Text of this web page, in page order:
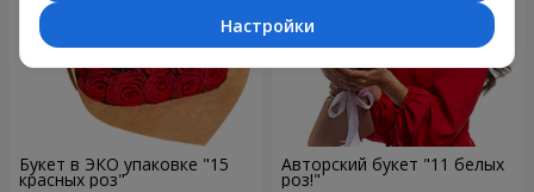
Букет в ЭКО упаковке "15
красных роз"
Авторский букет "11 белых
роз!"
Настройки